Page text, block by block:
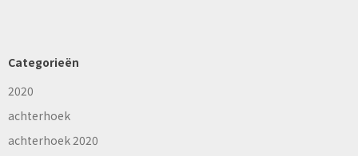
Categorieën
2020
achterhoek
achterhoek 2020